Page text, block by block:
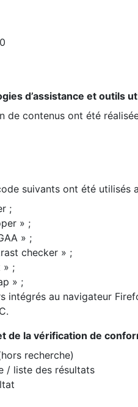
d’assistance et outils
de contenus ont été
suivants ont été utilisés
;
» ;
» ;
checker » ;
» ;
» ;
intégrés au navigateur
de la vérification de
recherche)
/ liste des résultats